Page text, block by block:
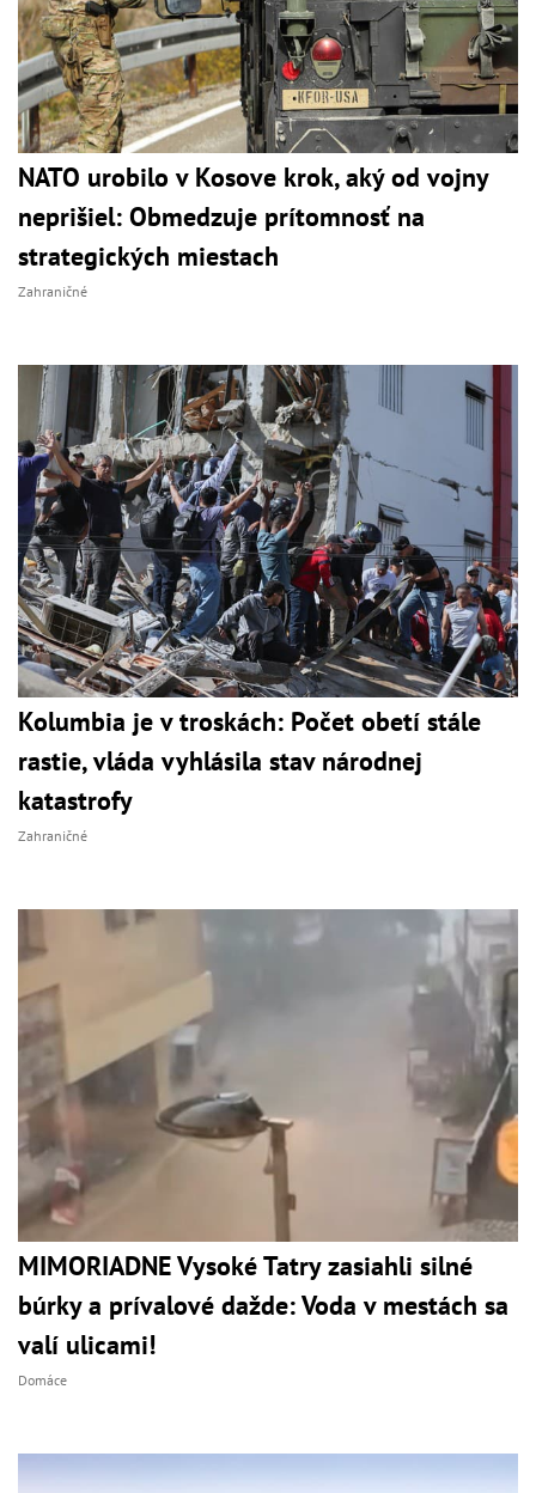
NATO urobilo v Kosove krok, aký od vojny
neprišiel: Obmedzuje prítomnosť na
strategických miestach
Zahraničné
Kolumbia je v troskách: Počet obetí stále
rastie, vláda vyhlásila stav národnej
katastrofy
Zahraničné
MIMORIADNE Vysoké Tatry zasiahli silné
búrky a prívalové dažde: Voda v mestách sa
valí ulicami!
Domáce